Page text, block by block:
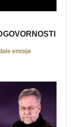
emisije